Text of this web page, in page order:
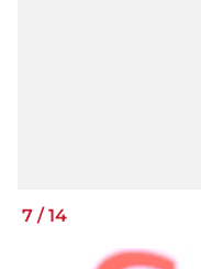
7 /14